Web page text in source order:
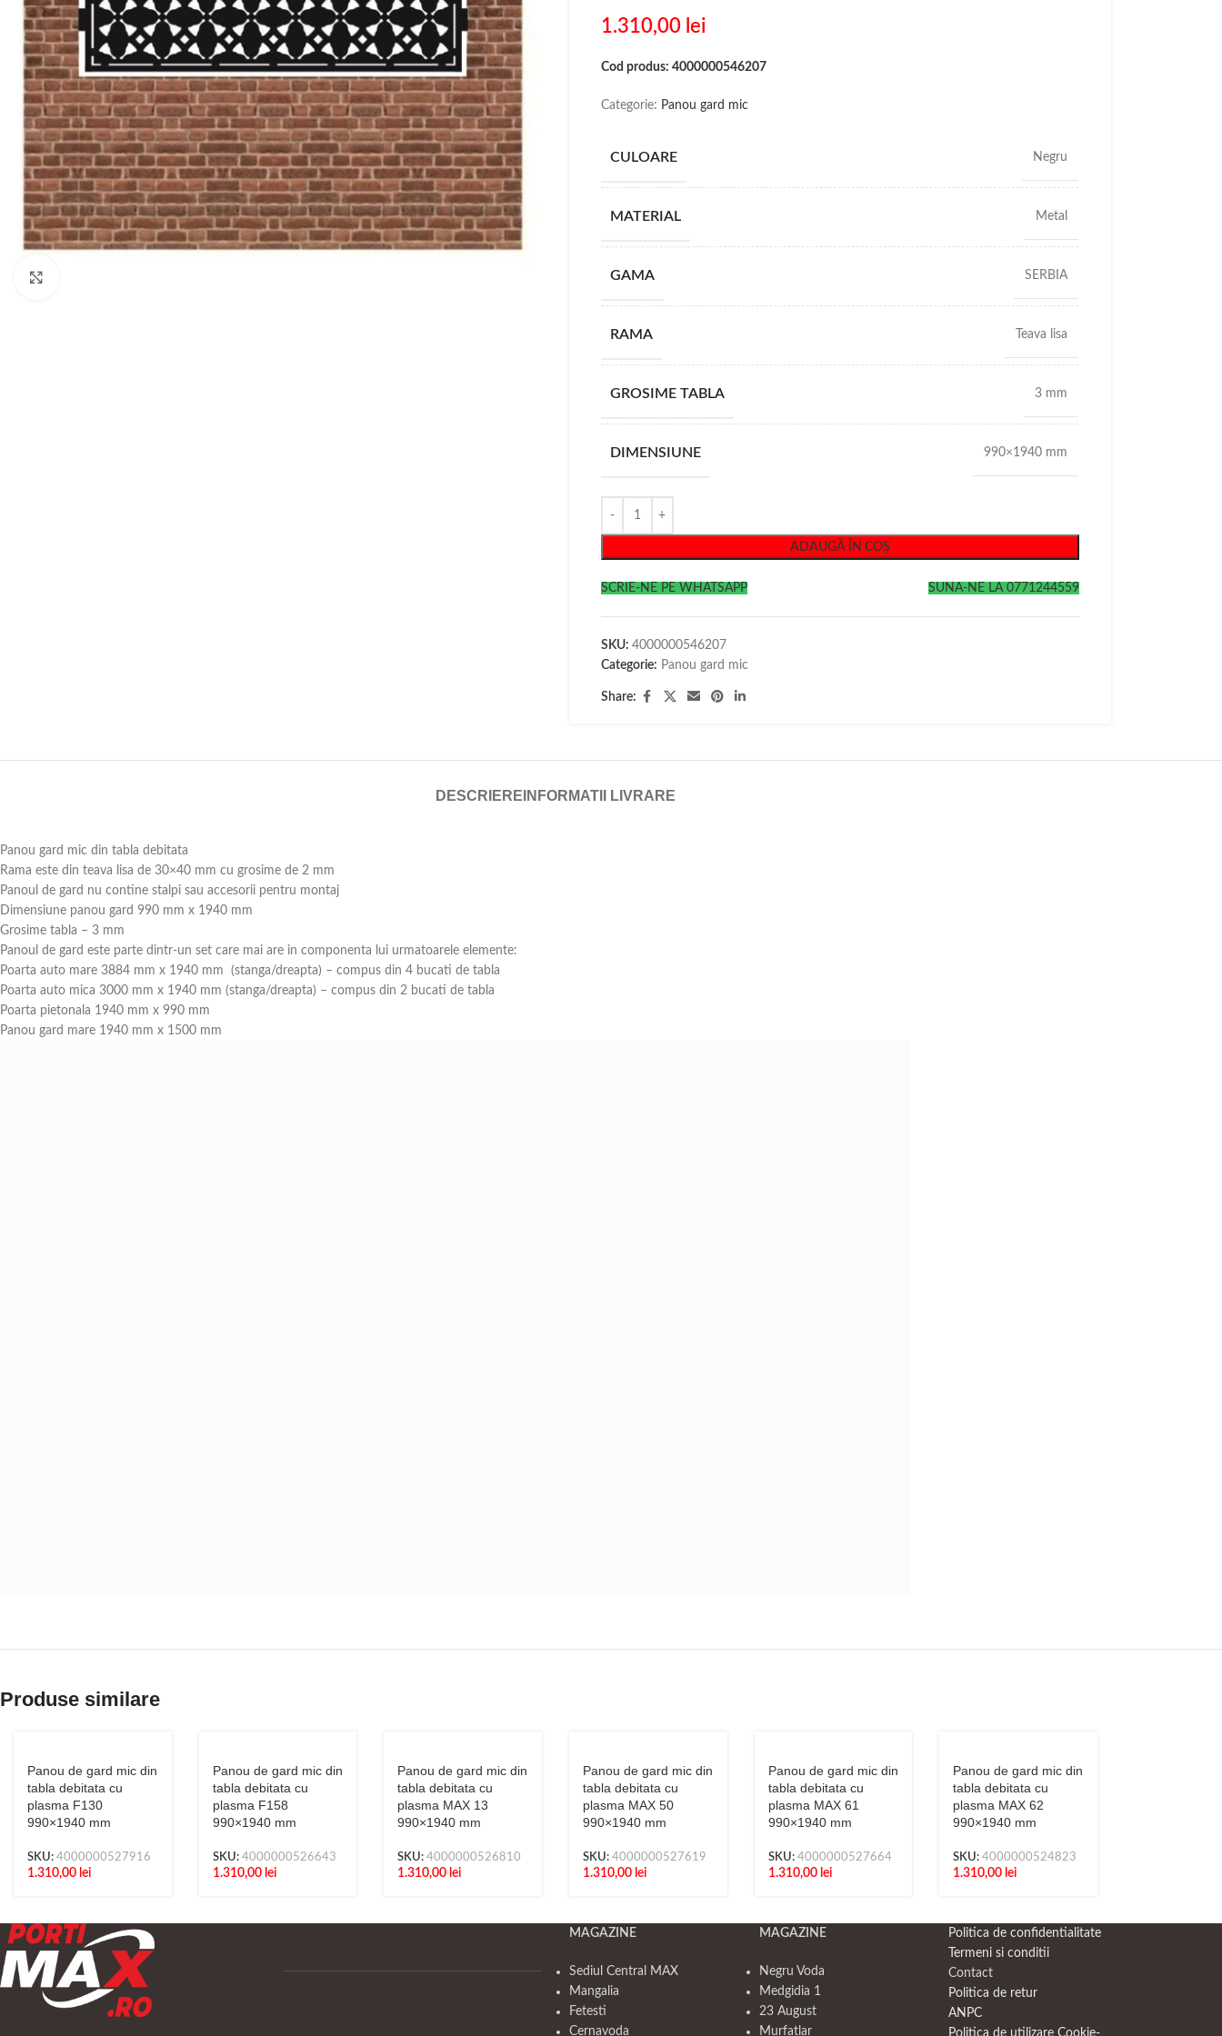
1.310,00 lei
Cod produs: 4000000546207
Categorie: Panou gard mic
CULOARE Negru
MATERIAL Metal
GAMA SERBIA
RAMA Teava lisa
GROSIME TABLA 3 mm
DIMENSIUNE 990×1940 mm
ADAUGĂ ÎN COȘ
SCRIE-NE PE WHATSAPP SUNA-NE LA 0771244559
SKU: 4000000546207
Categorie: Panou gard mic
Share:
DESCRIERE INFORMATII LIVRARE
Panou gard mic din tabla debitata
Rama este din teava lisa de 30×40 mm cu grosime de 2 mm
Panoul de gard nu contine stalpi sau accesorii pentru montaj
Dimensiune panou gard 990 mm x 1940 mm
Grosime tabla – 3 mm
Panoul de gard este parte dintr-un set care mai are in componenta lui urmatoarele elemente:
Poarta auto mare 3884 mm x 1940 mm (stanga/dreapta) – compus din 4 bucati de tabla
Poarta auto mica 3000 mm x 1940 mm (stanga/dreapta) – compus din 2 bucati de tabla
Poarta pietonala 1940 mm x 990 mm
Panou gard mare 1940 mm x 1500 mm
Produse similare
Panou de gard mic din
tabla debitata cu
plasma F130
990×1940 mm
SKU: 4000000527916
1.310,00 lei
Panou de gard mic din
tabla debitata cu
plasma F158
990×1940 mm
SKU: 4000000526643
1.310,00 lei
Panou de gard mic din
tabla debitata cu
plasma MAX 13
990×1940 mm
SKU:4000000526810
1.310,00 lei
Panou de gard mic din
tabla debitata cu
plasma MAX 50
990×1940 mm
SKU: 4000000527619
1.310,00 lei
Panou de gard mic din
tabla debitata cu
plasma MAX 61
990×1940 mm
SKU: 4000000527664
1.310,00 lei
Panou de gard mic din
tabla debitata cu
plasma MAX 62
990×1940 mm
SKU:4000000524823
1.310,00 lei
MAGAZINE
Sediul Central MAX
Mangalia
Fetesti
Cernavoda
MAGAZINE
Negru Voda
Medgidia 1
23 August
Murfatlar
Politica de confidentialitate
Termeni si conditii
Contact
Politica de retur
ANPC